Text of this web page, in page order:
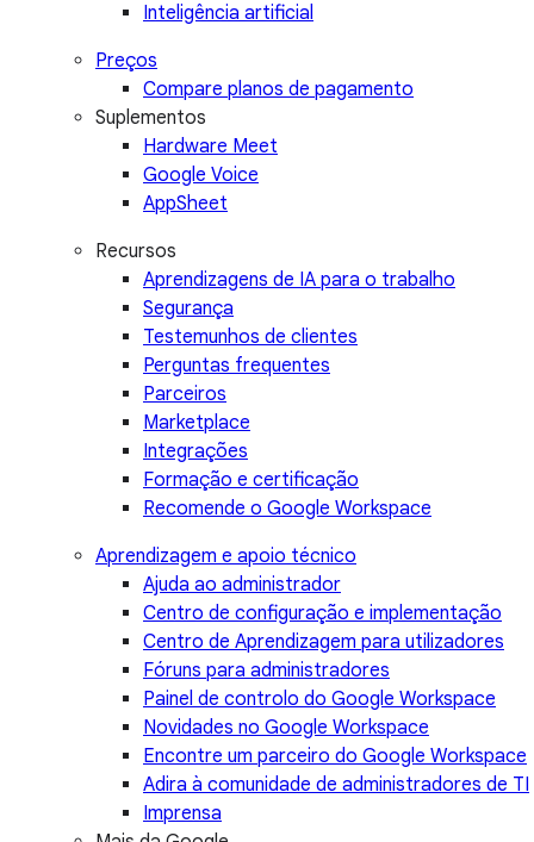
Inteligência artificial
Preços
Compare planos de pagamento
Suplementos
Hardware Meet
Google Voice
AppSheet
Recursos
Aprendizagens de IA para o trabalho
Segurança
Testemunhos de clientes
Perguntas frequentes
Parceiros
Marketplace
Integrações
Formação e certificação
Recomende o Google Workspace
Aprendizagem e apoio técnico
Ajuda ao administrador
Centro de configuração e implementação
Centro de Aprendizagem para utilizadores
Fóruns para administradores
Painel de controlo do Google Workspace
Novidades no Google Workspace
Encontre um parceiro do Google Workspace
Adira à comunidade de administradores de TI
Imprensa